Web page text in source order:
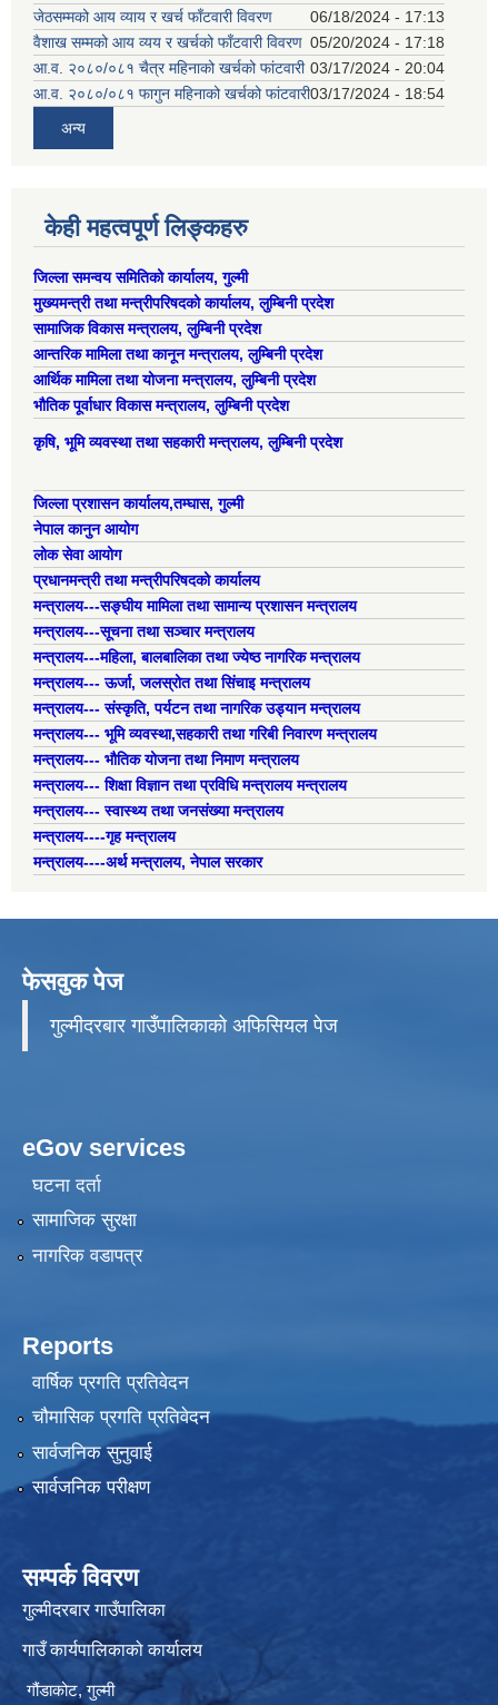
जेठसम्मको आय व्याय र खर्च फाँटवारी विवरण
06/18/2024 - 17:13
वैशाख सम्मको आय व्यय र खर्चको फाँटवारी विवरण 05/20/2024 - 17:18
आ.व. २०८०/०८१ चैत्र महिनाको खर्चको फांटवारी 03/17/2024 - 20:04
आ.व. २०८०/०८१ फागुन महिनाको खर्चको फांटवारी03/17/2024 - 18:54
अन्य
केही महत्वपूर्ण लिङ्कहरु
जिल्ला समन्वय समितिको कार्यालय, गुल्मी
मुख्यमन्त्री तथा मन्त्रीपरिषदको कार्यालय, लुम्बिनी प्रदेश
सामाजिक विकास मन्त्रालय, लुम्बिनी प्रदेश
आन्तरिक मामिला तथा कानून मन्त्रालय, लुम्बिनी प्रदेश
आर्थिक मामिला तथा योजना मन्त्रालय, लुम्बिनी प्रदेश
भौतिक पूर्वाधार विकास मन्त्रालय, लुम्बिनी प्रदेश
कृषि, भूमि व्यवस्था तथा सहकारी मन्त्रालय, लुम्बिनी प्रदेश
जिल्ला प्रशासन कार्यालय,तम्घास, गुल्मी
नेपाल कानुन आयोग
लोक सेवा आयोग
प्रधानमन्त्री तथा मन्त्रीपरिषदको कार्यालय
मन्त्रालय---सङ्घीय मामिला तथा सामान्य प्रशासन मन्त्रालय
मन्त्रालय---सूचना तथा सञ्चार मन्त्रालय
मन्त्रालय---महिला, बालबालिका तथा ज्येष्ठ नागरिक मन्त्रालय
मन्त्रालय--- ऊर्जा, जलस्रोत तथा सिंचाइ मन्त्रालय
मन्त्रालय--- संस्कृति, पर्यटन तथा नागरिक उड्यान मन्त्रालय
मन्त्रालय--- भूमि व्यवस्था,सहकारी तथा गरिबी निवारण मन्त्रालय
मन्त्रालय--- भौतिक योजना तथा निमाण मन्त्रालय
मन्त्रालय--- शिक्षा विज्ञान तथा प्रविधि मन्त्रालय मन्त्रालय
मन्त्रालय--- स्वास्थ्य तथा जनसंख्या मन्त्रालय
मन्त्रालय----गृह मन्त्रालय
मन्त्रालय----अर्थ मन्त्रालय, नेपाल सरकार
फेसवुक पेज
गुल्मीदरबार गाउँपालिकाको अफिसियल पेज
eGov services
घटना दर्ता
सामाजिक सुरक्षा
नागरिक वडापत्र
Reports
वार्षिक प्रगति प्रतिवेदन
चौमासिक प्रगति प्रतिवेदन
सार्वजनिक सुनुवाई
सार्वजनिक परीक्षण
सम्पर्क विवरण
गुल्मीदरबार गाउँपालिका
गाउँ कार्यपालिकाको कार्यालय
गौंडाकोट, गुल्मी